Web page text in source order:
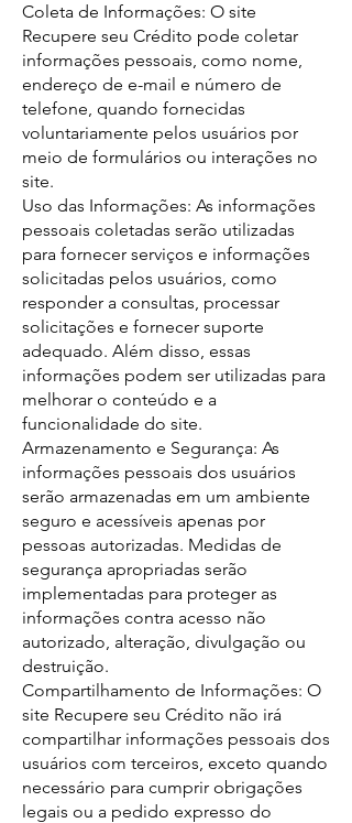
Coleta de Informações: O site
Recupere seu Crédito pode coletar
informações pessoais, como nome,
endereço de e-mail e número de
telefone, quando fornecidas
voluntariamente pelos usuários por
meio de formulários ou interações no
site.
Uso das Informações: As informações
pessoais coletadas serão utilizadas
para fornecer serviços e informações
solicitadas pelos usuários, como
responder a consultas, processar
solicitações e fornecer suporte
adequado. Além disso, essas
informações podem ser utilizadas para
melhorar o conteúdo e a
funcionalidade do site.
Armazenamento e Segurança: As
informações pessoais dos usuários
serão armazenadas em um ambiente
seguro e acessíveis apenas por
pessoas autorizadas. Medidas de
segurança apropriadas serão
implementadas para proteger as
informações contra acesso não
autorizado, alteração, divulgação ou
destruição.
Compartilhamento de Informações: O
site Recupere seu Crédito não irá
compartilhar informações pessoais dos
usuários com terceiros, exceto quando
necessário para cumprir obrigações
legais ou a pedido expresso do